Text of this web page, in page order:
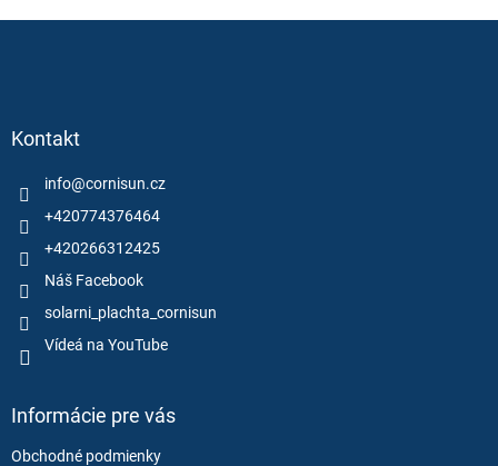
Kontakt
info@cornisun.cz
+420774376464
+420266312425
Náš Facebook
solarni_plachta_cornisun
Vídeá na YouTube
Informácie pre vás
Obchodné podmienky